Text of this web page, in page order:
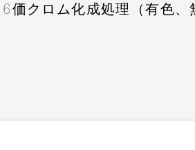
価クロム化成処理（有色